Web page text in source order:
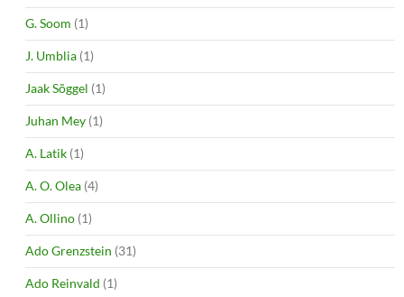
G. Soom (1)
J. Umblia (1)
Jaak Sõggel (1)
Juhan Mey (1)
A. Latik (1)
A. O. Olea (4)
A. Ollino (1)
Ado Grenzstein (31)
Ado Reinvald (1)